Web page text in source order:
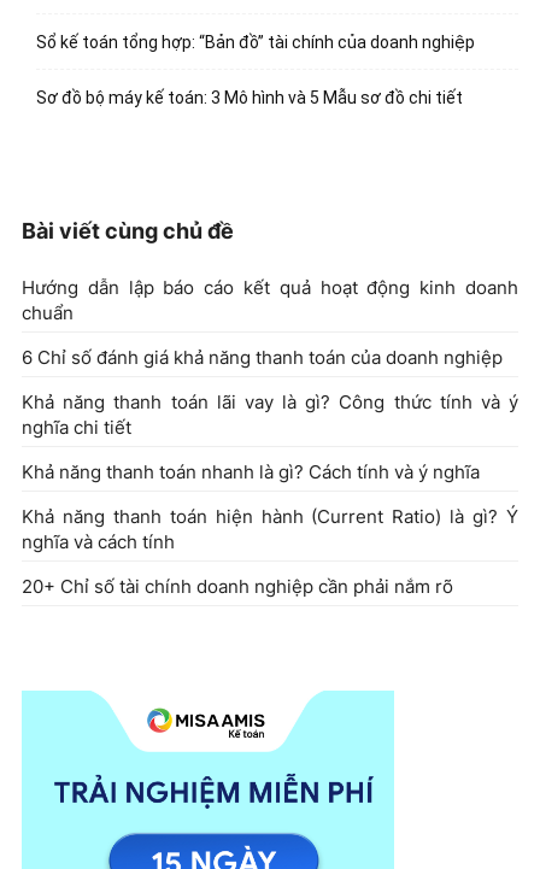
Sổ kế toán tổng hợp: “Bản đồ” tài chính của doanh nghiệp
Sơ đồ bộ máy kế toán: 3 Mô hình và 5 Mẫu sơ đồ chi tiết
Bài viết cùng chủ đề
Hướng dẫn lập báo cáo kết quả hoạt động kinh doanh
chuẩn
6 Chỉ số đánh giá khả năng thanh toán của doanh nghiệp
Khả năng thanh toán lãi vay là gì? Công thức tính và ý
nghĩa chi tiết
Khả năng thanh toán nhanh là gì? Cách tính và ý nghĩa
Khả năng thanh toán hiện hành (Current Ratio) là gì? Ý
nghĩa và cách tính
20+ Chỉ số tài chính doanh nghiệp cần phải nắm rõ